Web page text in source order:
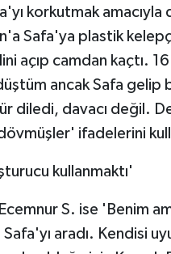
korkutmak
Safa'ya plastik
açıp camdan kaçtı.
ancak Safa gelip
diledi, davacı değil.
ifadelerini
kullanmaktı'
S. ise 'Benim
aradı. Kendisi